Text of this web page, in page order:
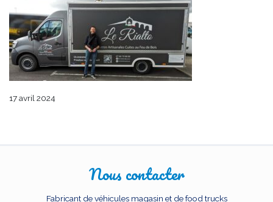
17 avril 2024
Nous contacter
Fabricant de véhicules magasin et de food trucks